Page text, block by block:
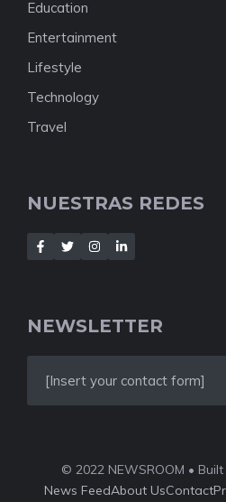
Education
Entertainment
Lifestyle
Technology
Travel
NUESTRAS REDES
NEWSLETTER
[Insert your contact form]
© 2022 NEWSROOM •
News FeedAbout UsContact